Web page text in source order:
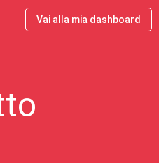
Vai alla mia dashboard